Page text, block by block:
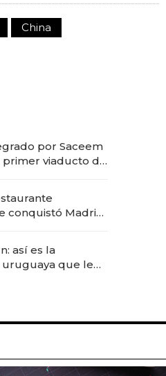
China
por Saceem
primer viaducto de
conquistó Madrid:
apertura
así es la
que le